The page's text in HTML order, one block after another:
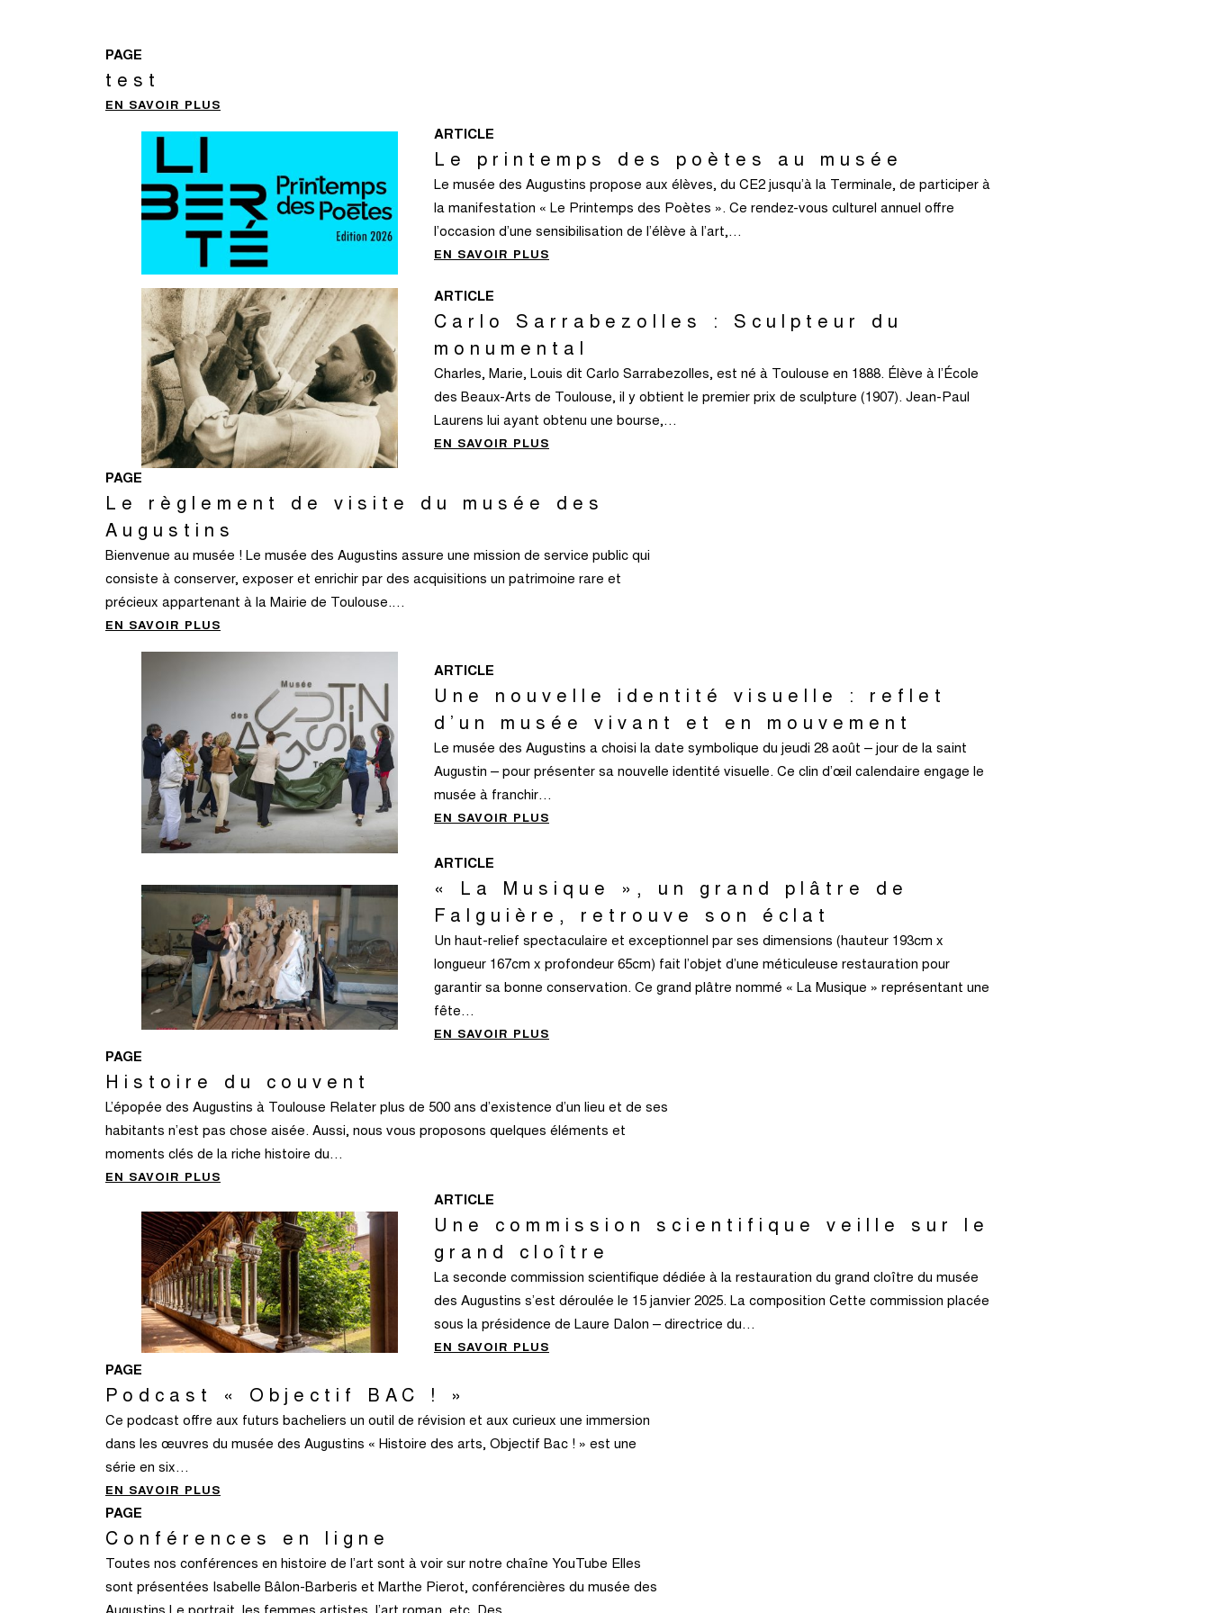
test
PAGE
EN SAVOIR PLUS
Le printemps des poètes au musée
ARTICLE
Le musée des Augustins propose aux élèves, du CE2 jusqu’à la Terminale, de participer à
la manifestation « Le Printemps des Poètes ». Ce rendez-vous culturel annuel offre
l’occasion d’une sensibilisation de l’élève à l’art,…
EN SAVOIR PLUS
Carlo Sarrabezolles : Sculpteur du
monumental
ARTICLE
Charles, Marie, Louis dit Carlo Sarrabezolles, est né à Toulouse en 1888. Élève à l’École
des Beaux-Arts de Toulouse, il y obtient le premier prix de sculpture (1907). Jean-Paul
Laurens lui ayant obtenu une bourse,…
EN SAVOIR PLUS
Le règlement de visite du musée des
Augustins
PAGE
Bienvenue au musée ! Le musée des Augustins assure une mission de service public qui
consiste à conserver, exposer et enrichir par des acquisitions un patrimoine rare et
précieux appartenant à la Mairie de Toulouse.…
EN SAVOIR PLUS
Une nouvelle identité visuelle : reflet
d’un musée vivant et en mouvement
ARTICLE
Le musée des Augustins a choisi la date symbolique du jeudi 28 août – jour de la saint
Augustin – pour présenter sa nouvelle identité visuelle. Ce clin d’œil calendaire engage le
musée à franchir…
EN SAVOIR PLUS
« La Musique », un grand plâtre de
Falguière, retrouve son éclat
ARTICLE
Un haut-relief spectaculaire et exceptionnel par ses dimensions (hauteur 193cm x
longueur 167cm x profondeur 65cm) fait l’objet d’une méticuleuse restauration pour
garantir sa bonne conservation. Ce grand plâtre nommé « La Musique » représentant une
fête…
EN SAVOIR PLUS
Histoire du couvent
PAGE
L’épopée des Augustins à Toulouse Relater plus de 500 ans d’existence d’un lieu et de ses
habitants n’est pas chose aisée. Aussi, nous vous proposons quelques éléments et
moments clés de la riche histoire du…
EN SAVOIR PLUS
Une commission scientifique veille sur le
grand cloître
ARTICLE
La seconde commission scientifique dédiée à la restauration du grand cloître du musée
des Augustins s’est déroulée le 15 janvier 2025. La composition Cette commission placée
sous la présidence de Laure Dalon – directrice du…
EN SAVOIR PLUS
Podcast « Objectif BAC ! »
PAGE
Ce podcast offre aux futurs bacheliers un outil de révision et aux curieux une immersion
dans les œuvres du musée des Augustins « Histoire des arts, Objectif Bac ! » est une
série en six…
EN SAVOIR PLUS
Conférences en ligne
PAGE
Toutes nos conférences en histoire de l’art sont à voir sur notre chaîne YouTube Elles
sont présentées Isabelle Bâlon-Barberis et Marthe Pierot, conférencières du musée des